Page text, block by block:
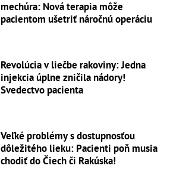
mechúra: Nová terapia môže
pacientom ušetriť náročnú operáciu
Revolúcia v liečbe rakoviny: Jedna
injekcia úplne zničila nádory!
Svedectvo pacienta
Veľké problémy s dostupnosťou
dôležitého lieku: Pacienti poň musia
chodiť do Čiech či Rakúska!